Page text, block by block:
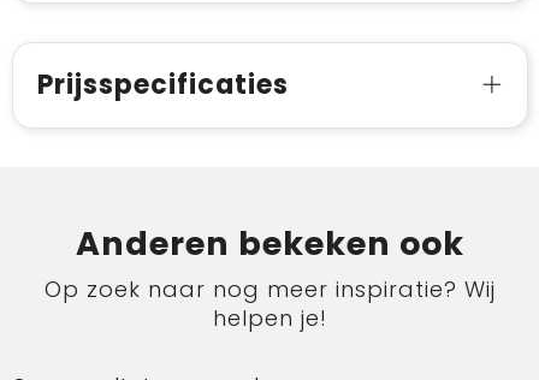
Prijsspecificaties
Anderen bekeken ook
Op zoek naar nog meer inspiratie? Wij
helpen je!